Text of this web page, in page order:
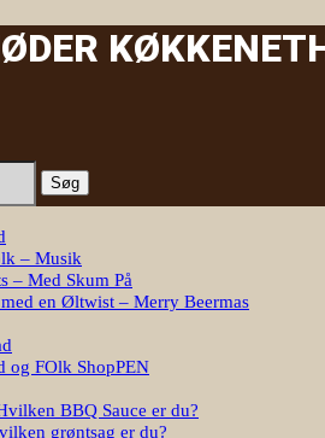
KØKKENET|
– Musik
– Med Skum På
en Øltwist – Merry Beermas
og FOlk ShopPEN
BBQ Sauce er du?
grøntsag er du?